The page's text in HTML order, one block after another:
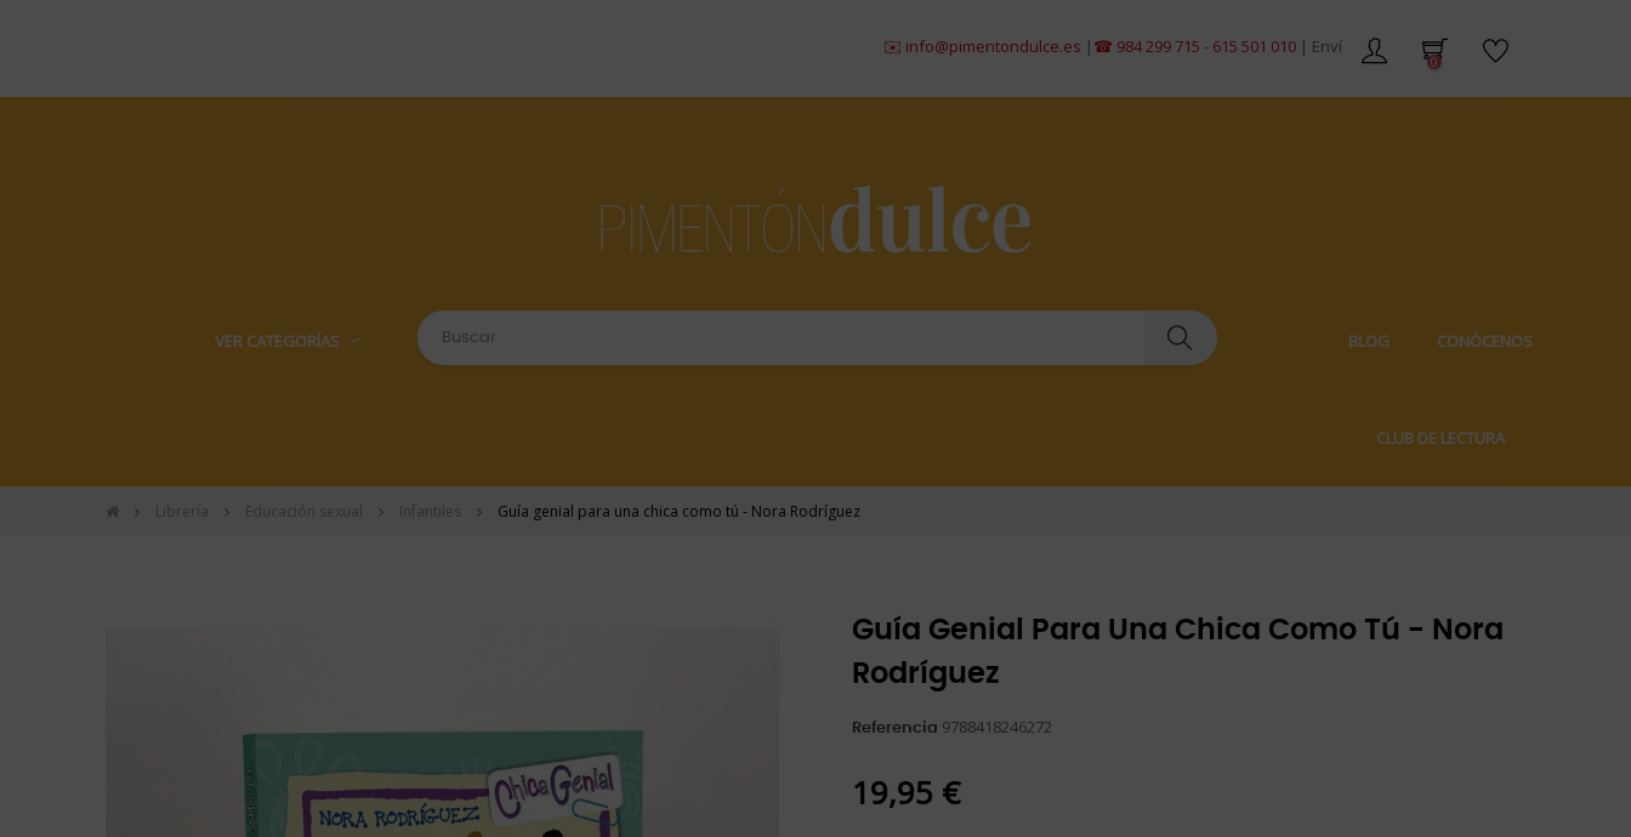
✉️ info@pimentondulce.es|☎ 984 299 715-615 501 010| Envíos gratis en pedidos de +59€ | Envíos 100%
0
VER CATEGORÍAS BLOG CONÓCENOS
CLUB DE LECTURA
Librería Educación sexual Infantiles Guía genial para una chica como tú - Nora Rodríguez
Guía Genial Para Una Chica Como Tú - Nora
Rodríguez
Referencia 9788418246272
19,95 €